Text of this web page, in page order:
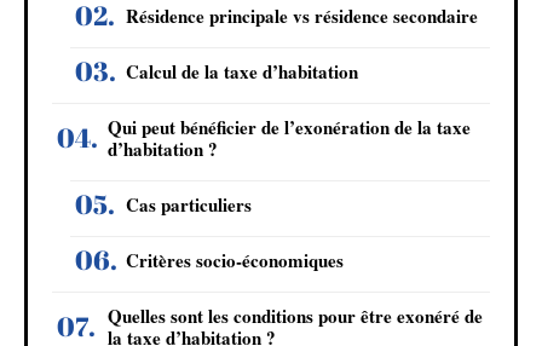
Résidence principale vs résidence secondaire
Calcul de la taxe d’habitation
Qui peut bénéficier de l’exonération de la taxe
d’habitation ?
Cas particuliers
Critères socio-économiques
Quelles sont les conditions pour être exonéré de
la taxe d’habitation ?